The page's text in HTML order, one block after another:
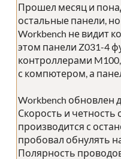
Прошел месяц и
остальные панели,
Workbench не видит
этом панели Z031-4
контроллерами
с компютером, а
Workbench обновлен
Скорость и четность
производится с
пробовал обнулять
Полярность